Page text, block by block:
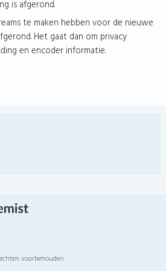
is afgerond.
te maken hebben voor de nieuwe
Het gaat dan om privacy
en encoder informatie.
voorbehouden.